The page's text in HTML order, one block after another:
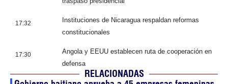
17:32
Instituciones de Nicaragua respaldan reformas
constitucionales
17:30
Angola y EEUU establecen ruta de cooperación en
defensa
RELACIONADAS